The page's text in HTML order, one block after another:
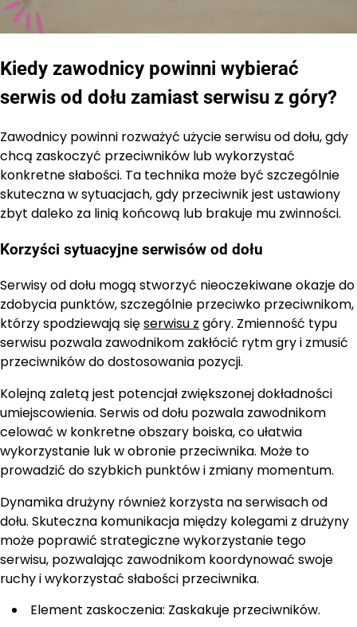
Kiedy zawodnicy powinni wybierać
serwis od dołu zamiast serwisu z góry?
Zawodnicy powinni rozważyć użycie serwisu od dołu, gdy
chcą zaskoczyć przeciwników lub wykorzystać
konkretne słabości. Ta technika może być szczególnie
skuteczna w sytuacjach, gdy przeciwnik jest ustawiony
zbyt daleko za linią końcową lub brakuje mu zwinności.
Korzyści sytuacyjne serwisów od dołu
Serwisy od dołu mogą stworzyć nieoczekiwane okazje do
zdobycia punktów, szczególnie przeciwko przeciwnikom,
którzy spodziewają sięserwisu z góry. Zmienność typu
serwisu pozwala zawodnikom zakłócić rytm gry i zmusić
przeciwników do dostosowania pozycji.
Kolejną zaletą jest potencjał zwiększonej dokładności
umiejscowienia. Serwis od dołu pozwala zawodnikom
celować w konkretne obszary boiska, co ułatwia
wykorzystanie luk w obronie przeciwnika. Może to
prowadzić do szybkich punktów i zmiany momentum.
Dynamika drużyny również korzysta na serwisach od
dołu. Skuteczna komunikacja między kolegami z drużyny
może poprawić strategiczne wykorzystanie tego
serwisu, pozwalając zawodnikom koordynować swoje
ruchy i wykorzystać słabości przeciwnika.
Element zaskoczenia: Zaskakuje przeciwników.